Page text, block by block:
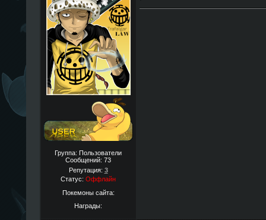
Группа: Пользователи
Сообщений: 73
Репутация: 3
Статус: Оффлайн
Покемоны сайта:
Награды: